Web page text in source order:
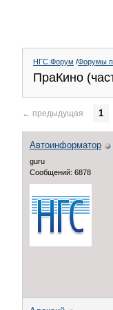
НГС.Форум /Форумы
ПраКино
← предыдущая 1
Автоинформатор
guru
Сообщений: 6878